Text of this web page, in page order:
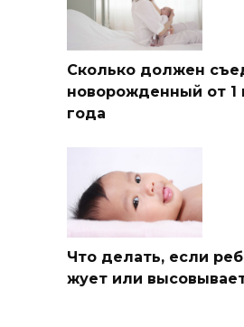
Сколько должен
новорожденный от 1
года
Что делать, если
жует или